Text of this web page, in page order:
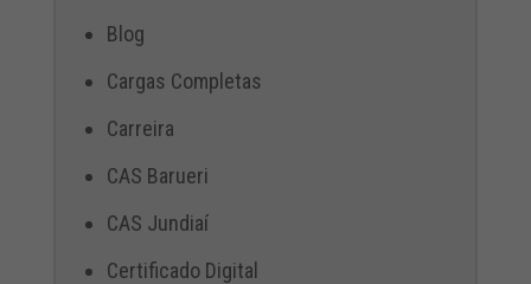
Blog
Cargas Completas
Carreira
CAS Barueri
CAS Jundiaí
Certificado Digital